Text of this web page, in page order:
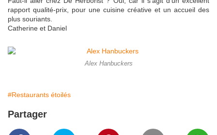
rapport qualité-prix, pour une cuisine créative et un accueil des
plus souriants.
Catherine et Daniel
Alex Hanbuckers
#Restaurants étoilés
Partager